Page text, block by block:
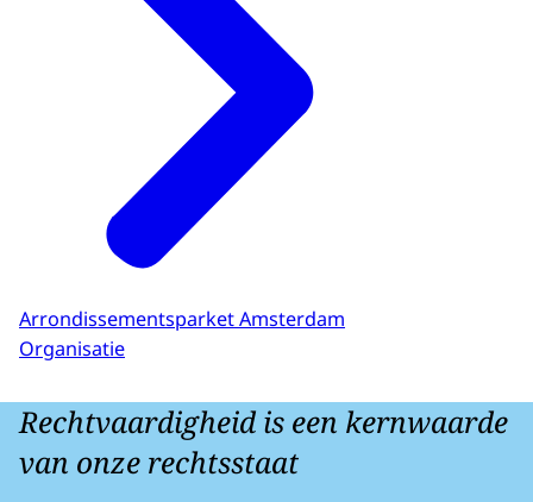
Arrondissementsparket Amsterdam
Organisatie
Rechtvaardigheid is een kernwaarde
van onze rechtsstaat